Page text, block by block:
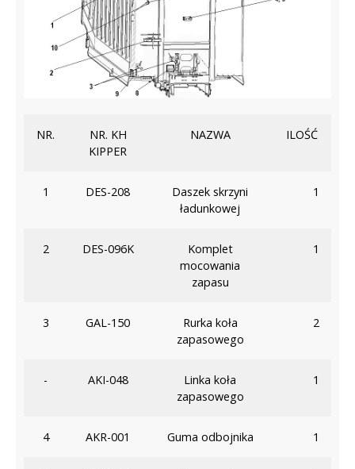
NR.
NR. KH
KIPPER
NAZWA ILOŚĆ
1 DES-208
Daszek skrzyni
ładunkowej
1
2 DES-096K
Komplet
mocowania
zapasu
1
3 GAL-150
Rurka koła
zapasowego
2
- AKI-048
Linka koła
zapasowego
1
4 AKR-001 Guma odbojnika 1